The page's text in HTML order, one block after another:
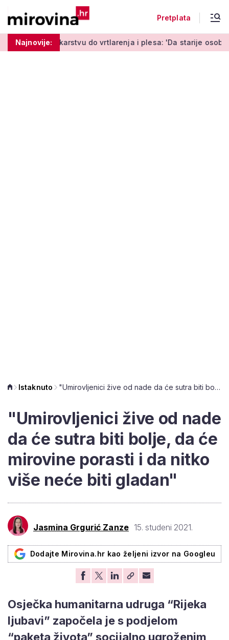
Pretplata
Najnovije:
do vrtlarenja i plesa: 'Da starije osobe ne ostavimo
Istaknuto "Umirovljenici žive od nade da će sutra biti bolje, da će mirovine porasti i da nitko više neće biti gladan"
"Umirovljenici žive od nade
da će sutra biti bolje, da će
mirovine porasti i da nitko
više neće biti gladan"
Jasmina Grgurić Zanze 15. studeni 2021.
Dodajte Mirovina.hr kao željeni izvor na Googleu
Osječka humanitarna udruga “Rijeka
ljubavi” započela je s podjelom
“paketa života” socijalno ugroženim